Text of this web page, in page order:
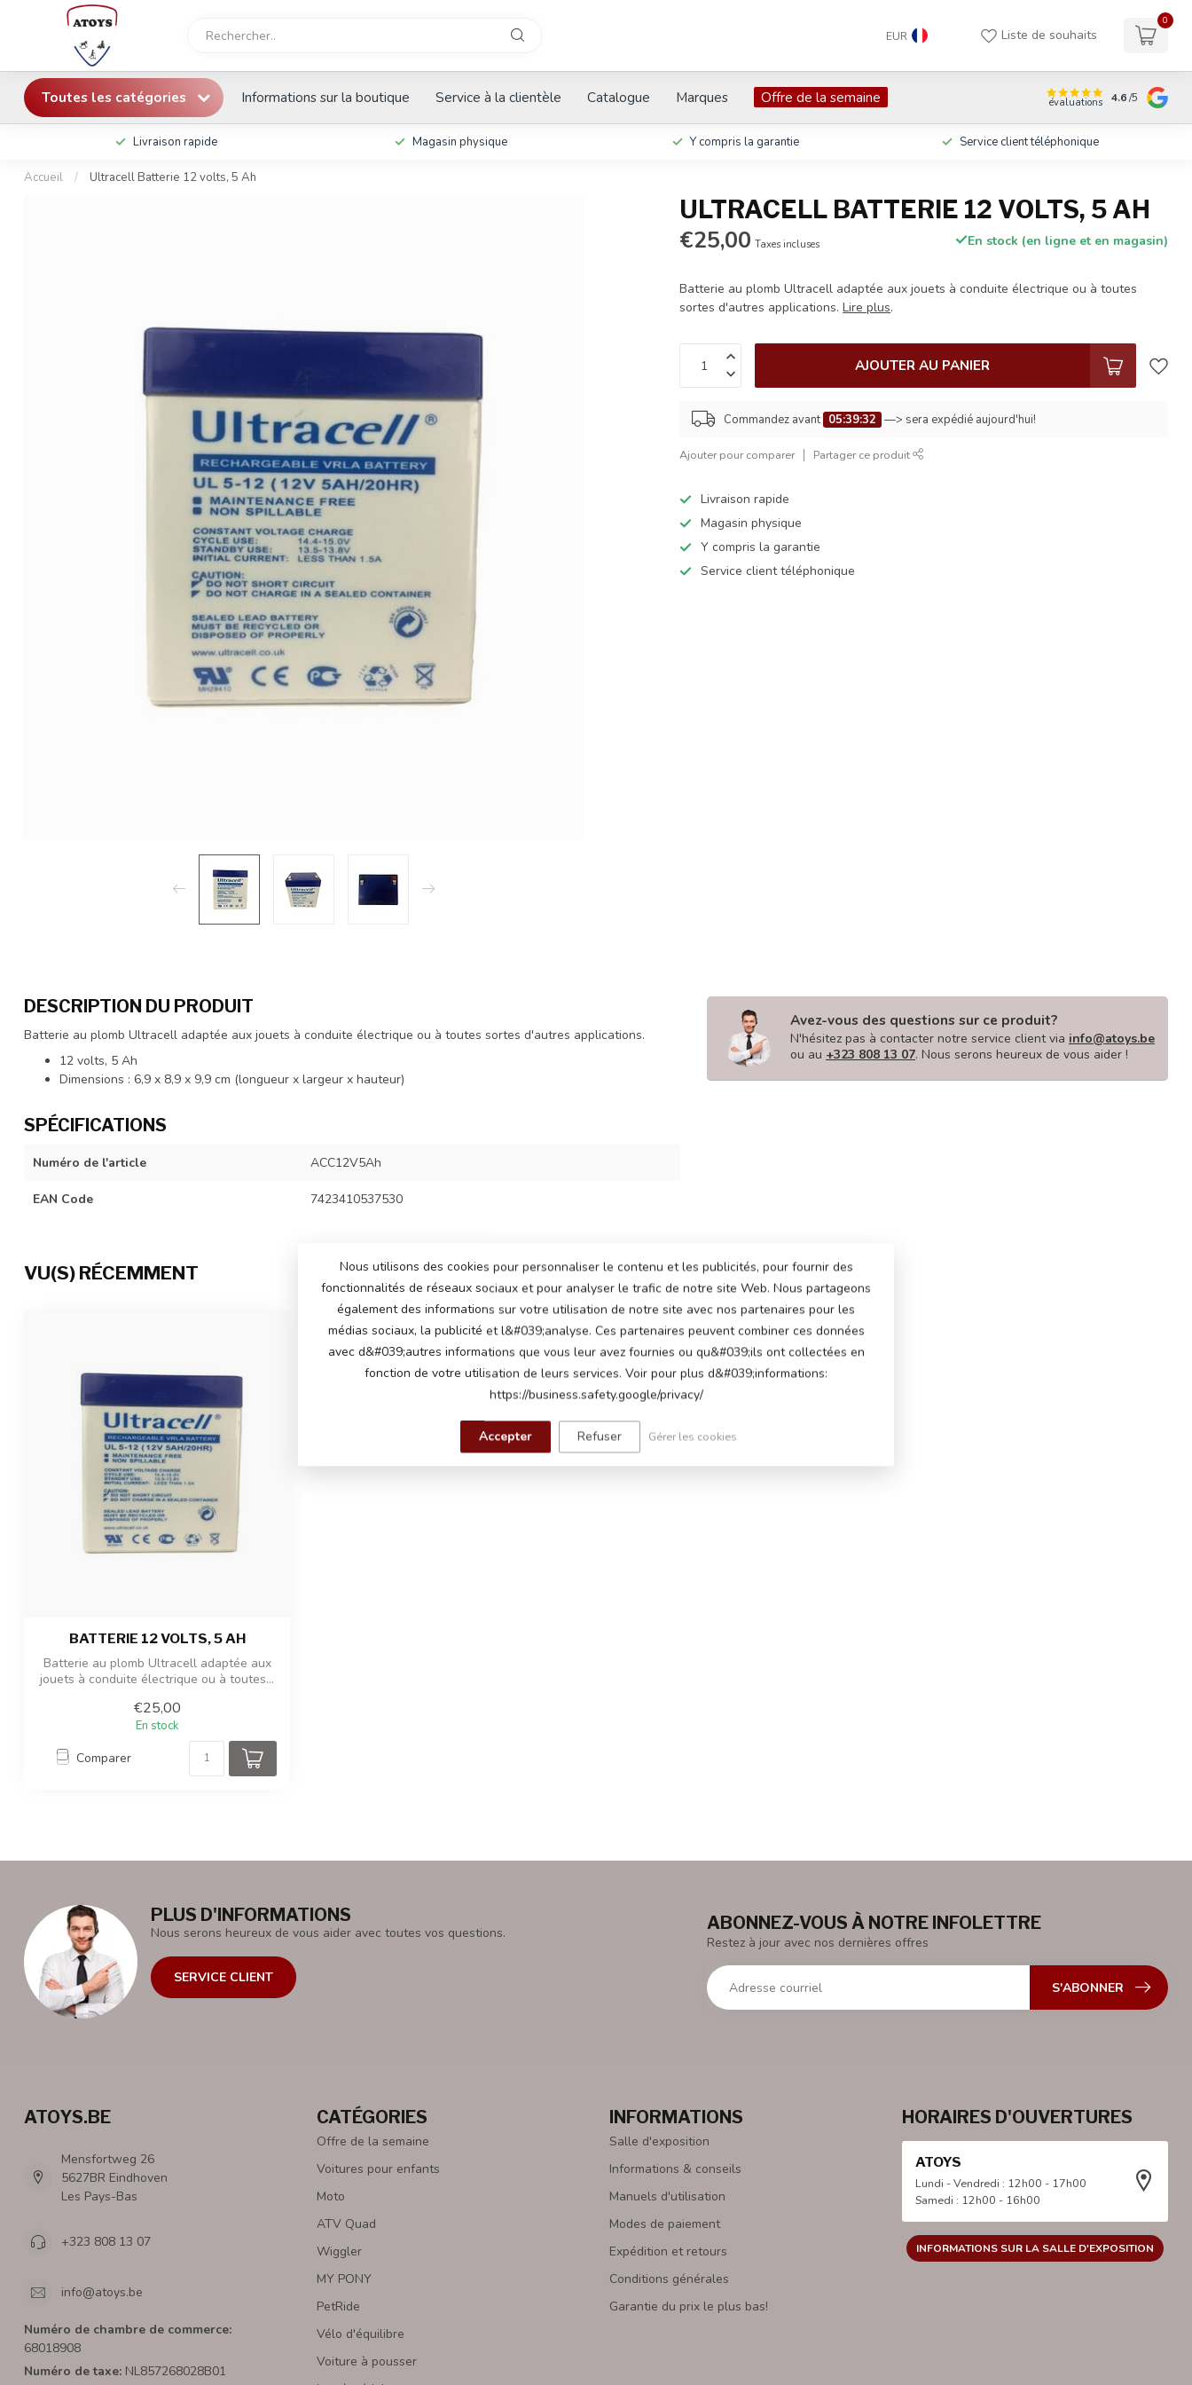
EUR Liste de souhaits
0
Toutes les catégories Informations sur la boutique Service à la clientèle Catalogue Marques Offre de la semaine évaluations 4.6/5
Livraison rapide Magasin physique Y compris la garantie Service client téléphonique
Accueil / Ultracell Batterie 12 volts, 5 Ah
ULTRACELL BATTERIE 12 VOLTS, 5 AH
€25,00 Taxes incluses En stock (en ligne et en magasin)
Batterie au plomb Ultracell adaptée aux jouets à conduite électrique ou à toutes
sortes d'autres applications.Lire plus.
AJOUTER AU PANIER
Commandez avant 05:39:31 —> sera expédié aujourd'hui!
Ajouter pour comparer Partager ce produit
Livraison rapide
Magasin physique
Y compris la garantie
Service client téléphonique
DESCRIPTION DU PRODUIT
Batterie au plomb Ultracell adaptée aux jouets à conduite électrique ou à toutes sortes d'autres applications.
12 volts, 5 Ah
Dimensions : 6,9 x 8,9 x 9,9 cm (longueur x largeur x hauteur)
SPÉCIFICATIONS
Numéro de l'article ACC12V5Ah
EAN Code 7423410537530
Avez-vous des questions sur ce produit?
N'hésitez pas à contacter notre service client via info@atoys.be
ou au +323 808 13 07. Nous serons heureux de vous aider !
VU(S) RÉCEMMENT
BATTERIE 12 VOLTS, 5 AH
Batterie au plomb Ultracell adaptée aux
jouets à conduite électrique ou à toutes...
€25,00
En stock
Comparer
PLUS D'INFORMATIONS
Nous serons heureux de vous aider avec toutes vos questions.
SERVICE CLIENT
ABONNEZ-VOUS À NOTRE INFOLETTRE
Restez à jour avec nos dernières offres
S'ABONNER
ATOYS.BE
Mensfortweg 26
5627BR Eindhoven
Les Pays-Bas
+323 808 13 07
info@atoys.be
Numéro de chambre de commerce:
68018908
Numéro de taxe: NL857268028B01
CATÉGORIES
Offre de la semaine
Voitures pour enfants
Moto
ATV Quad
Wiggler
MY PONY
PetRide
Vélo d'équilibre
Voiture à pousser
INFORMATIONS
Salle d'exposition
Informations & conseils
Manuels d'utilisation
Modes de paiement
Expédition et retours
Conditions générales
Garantie du prix le plus bas!
HORAIRES D'OUVERTURES
ATOYS
Lundi - Vendredi : 12h00 - 17h00
Samedi : 12h00 - 16h00
INFORMATIONS SUR LA SALLE D'EXPOSITION
Nous utilisons des cookies pour personnaliser le contenu et les publicités, pour fournir des
fonctionnalités de réseaux sociaux et pour analyser le trafic de notre site Web. Nous partageons
également des informations sur votre utilisation de notre site avec nos partenaires pour les
médias sociaux, la publicité et l&#039;analyse. Ces partenaires peuvent combiner ces données
avec d&#039;autres informations que vous leur avez fournies ou qu&#039;ils ont collectées en
fonction de votre utilisation de leurs services. Voir pour plus d&#039;informations:
https://business.safety.google/privacy/
Accepter Refuser Gérer les cookies